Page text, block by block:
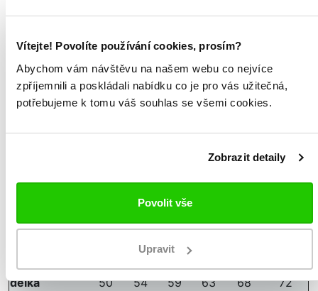
Vítejte! Povolíte používání cookies, prosím?
Abychom vám návštěvu na našem webu co nejvíce
zpříjemnili a poskládali nabídku co je pro vás užitečná,
potřebujeme k tomu váš souhlas se všemi cookies.
Zobrazit detaily
Povolit vše
Upravit
sportovní mikina s kapucí
tištěné logo Kappa na hrudi a ramenou
zip po celé délce
přiléhavý střih slim fit
materiál: 60%bavlna, 40% recyklovaný polyester
Tabulka velikostí
8let 10let
výška
116 128 140 152 164
176
hrudníku
40 43
délka
50 54 59 63 68
72